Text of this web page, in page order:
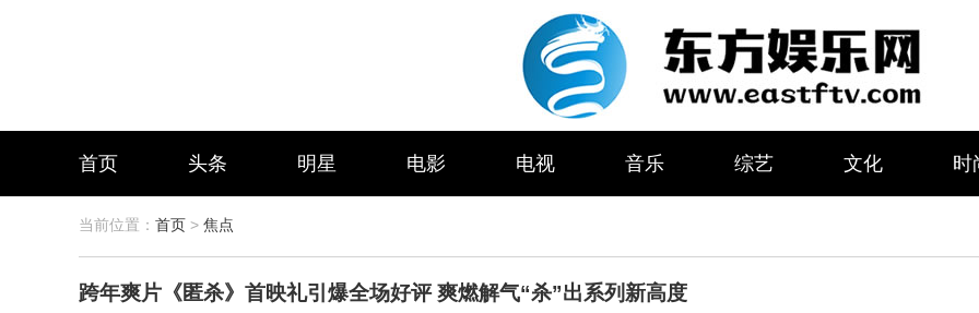
首页 头条 明星 电影 电视 音乐 综艺 文化 时
当前位置： 首页 > 焦点
跨年爽片《匿杀》首映礼引爆全场好评 爽燃解气“杀”出系列新高度